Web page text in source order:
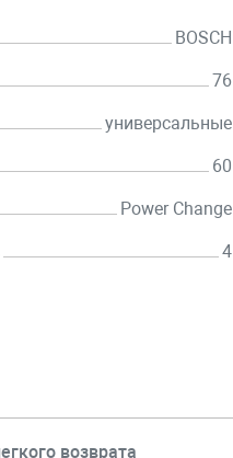
BOSCH
76
универсальные
60
Power Change
4
возврата